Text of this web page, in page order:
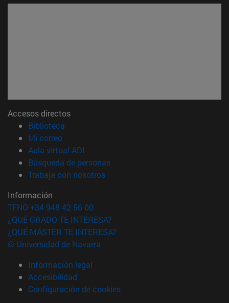
Accesos directos
Biblioteca
Mi correo(abre en nueva ventana)
Aula virtual ADI
Búsqueda de personas(abre en nueva ventana)
Trabaja con nosotros(abre en nueva ventana)
Información
TFNO +34 948 42 56 00
¿QUÉ GRADO TE INTERESA?
¿QUÉ MÁSTER TE INTERESA?
© Universidad de Navarra
Información legal
Accesibilidad
Configuración de cookies